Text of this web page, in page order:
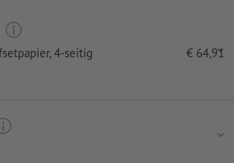
, 4-seitig € 64,91